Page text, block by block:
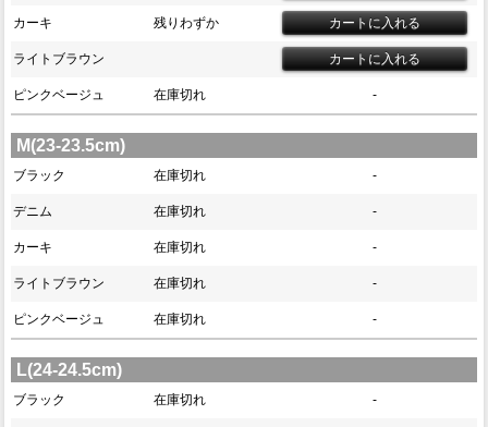
カーキ 残りわずか
ライトブラウン
ピンクベージュ 在庫切れ -
M(23-23.5cm)
ブラック 在庫切れ -
デニム 在庫切れ -
カーキ 在庫切れ -
ライトブラウン 在庫切れ -
ピンクベージュ 在庫切れ -
L(24-24.5cm)
ブラック 在庫切れ -